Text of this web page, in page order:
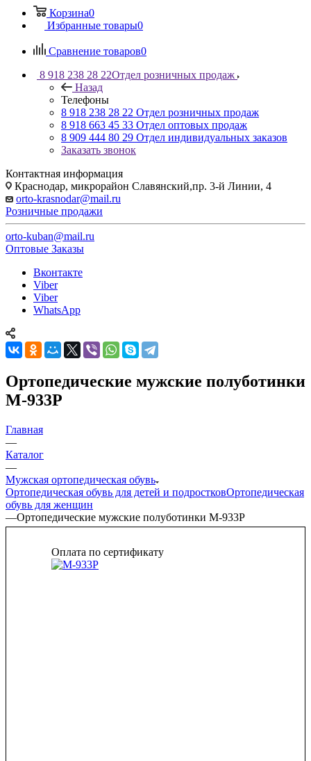
Корзина0
Избранные товары0
Сравнение товаров0
8 918 238 28 22Отдел розничных продаж
Назад
Телефоны
8 918 238 28 22 Отдел розничных продаж
8 918 663 45 33 Отдел оптовых продаж
8 909 444 80 29 Отдел индивидуальных заказов
Заказать звонок
Контактная информация
Краснодар, микрорайон Славянский,пр. 3-й Линии, 4
orto-krasnodar@mail.ru
Розничные продажи
orto-kuban@mail.ru
Оптовые Заказы
Вконтакте
Viber
Viber
WhatsApp
Ортопедические мужские полуботинки
М-933Р
Главная
—
Каталог
—
Мужская ортопедическая обувь
Ортопедическая обувь для детей и подростковОртопедическая
обувь для женщин
—Ортопедические мужские полуботинки М-933Р
Оплата по сертификату